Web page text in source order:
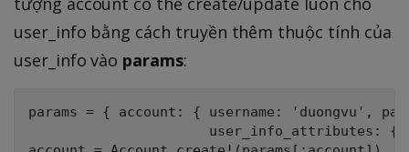
user_info bằng cách truyền thêm thuộc tính của
user_info vào params:
params = { account: { username: 'duongvu',
user_info_attributes: {